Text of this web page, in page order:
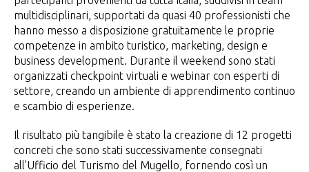
multidisciplinari, supportati da quasi 40 professionisti che
hanno messo a disposizione gratuitamente le proprie
competenze in ambito turistico, marketing, design e
business development. Durante il weekend sono stati
organizzati checkpoint virtuali e webinar con esperti di
settore, creando un ambiente di apprendimento continuo
e scambio di esperienze.
Il risultato più tangibile è stato la creazione di 12 progetti
concreti che sono stati successivamente consegnati
all'Ufficio del Turismo del Mugello, fornendo così un